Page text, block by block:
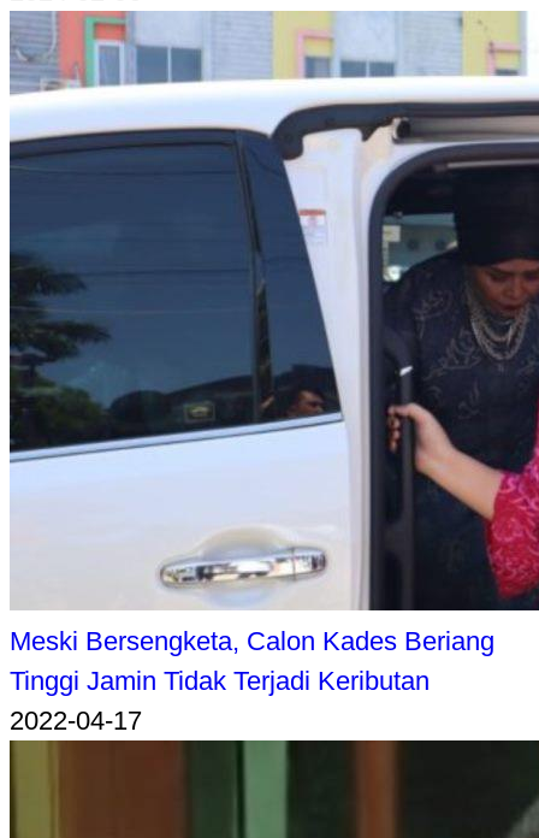
Meski Bersengketa, Calon Kades Beriang
Tinggi Jamin Tidak Terjadi Keributan
2022-04-17